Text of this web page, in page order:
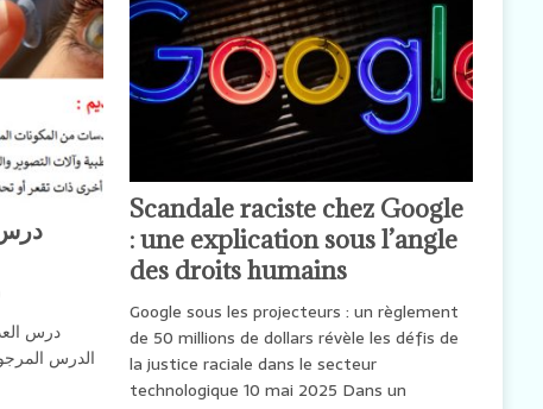
درس
درس
الدرس
Scandale raciste chez Google
: une explication sous l’angle
des droits humains
Google sous les projecteurs : un règlement
de 50 millions de dollars révèle les défis de
la justice raciale dans le secteur
technologique 10 mai 2025 Dans un